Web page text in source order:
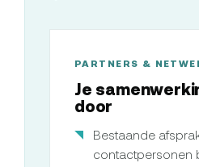
PARTNERS &
Je
door
Bestaande
contactpersonen